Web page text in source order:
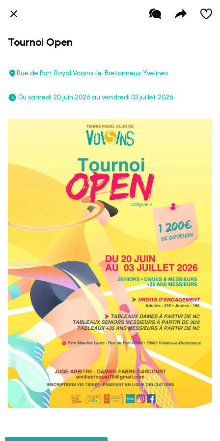
Tournoi Open
Rue de Port Royal Voisins-le-Bretonneux Yvelines
Du samedi 20 juin 2026 au vendredi 03 juillet 2026